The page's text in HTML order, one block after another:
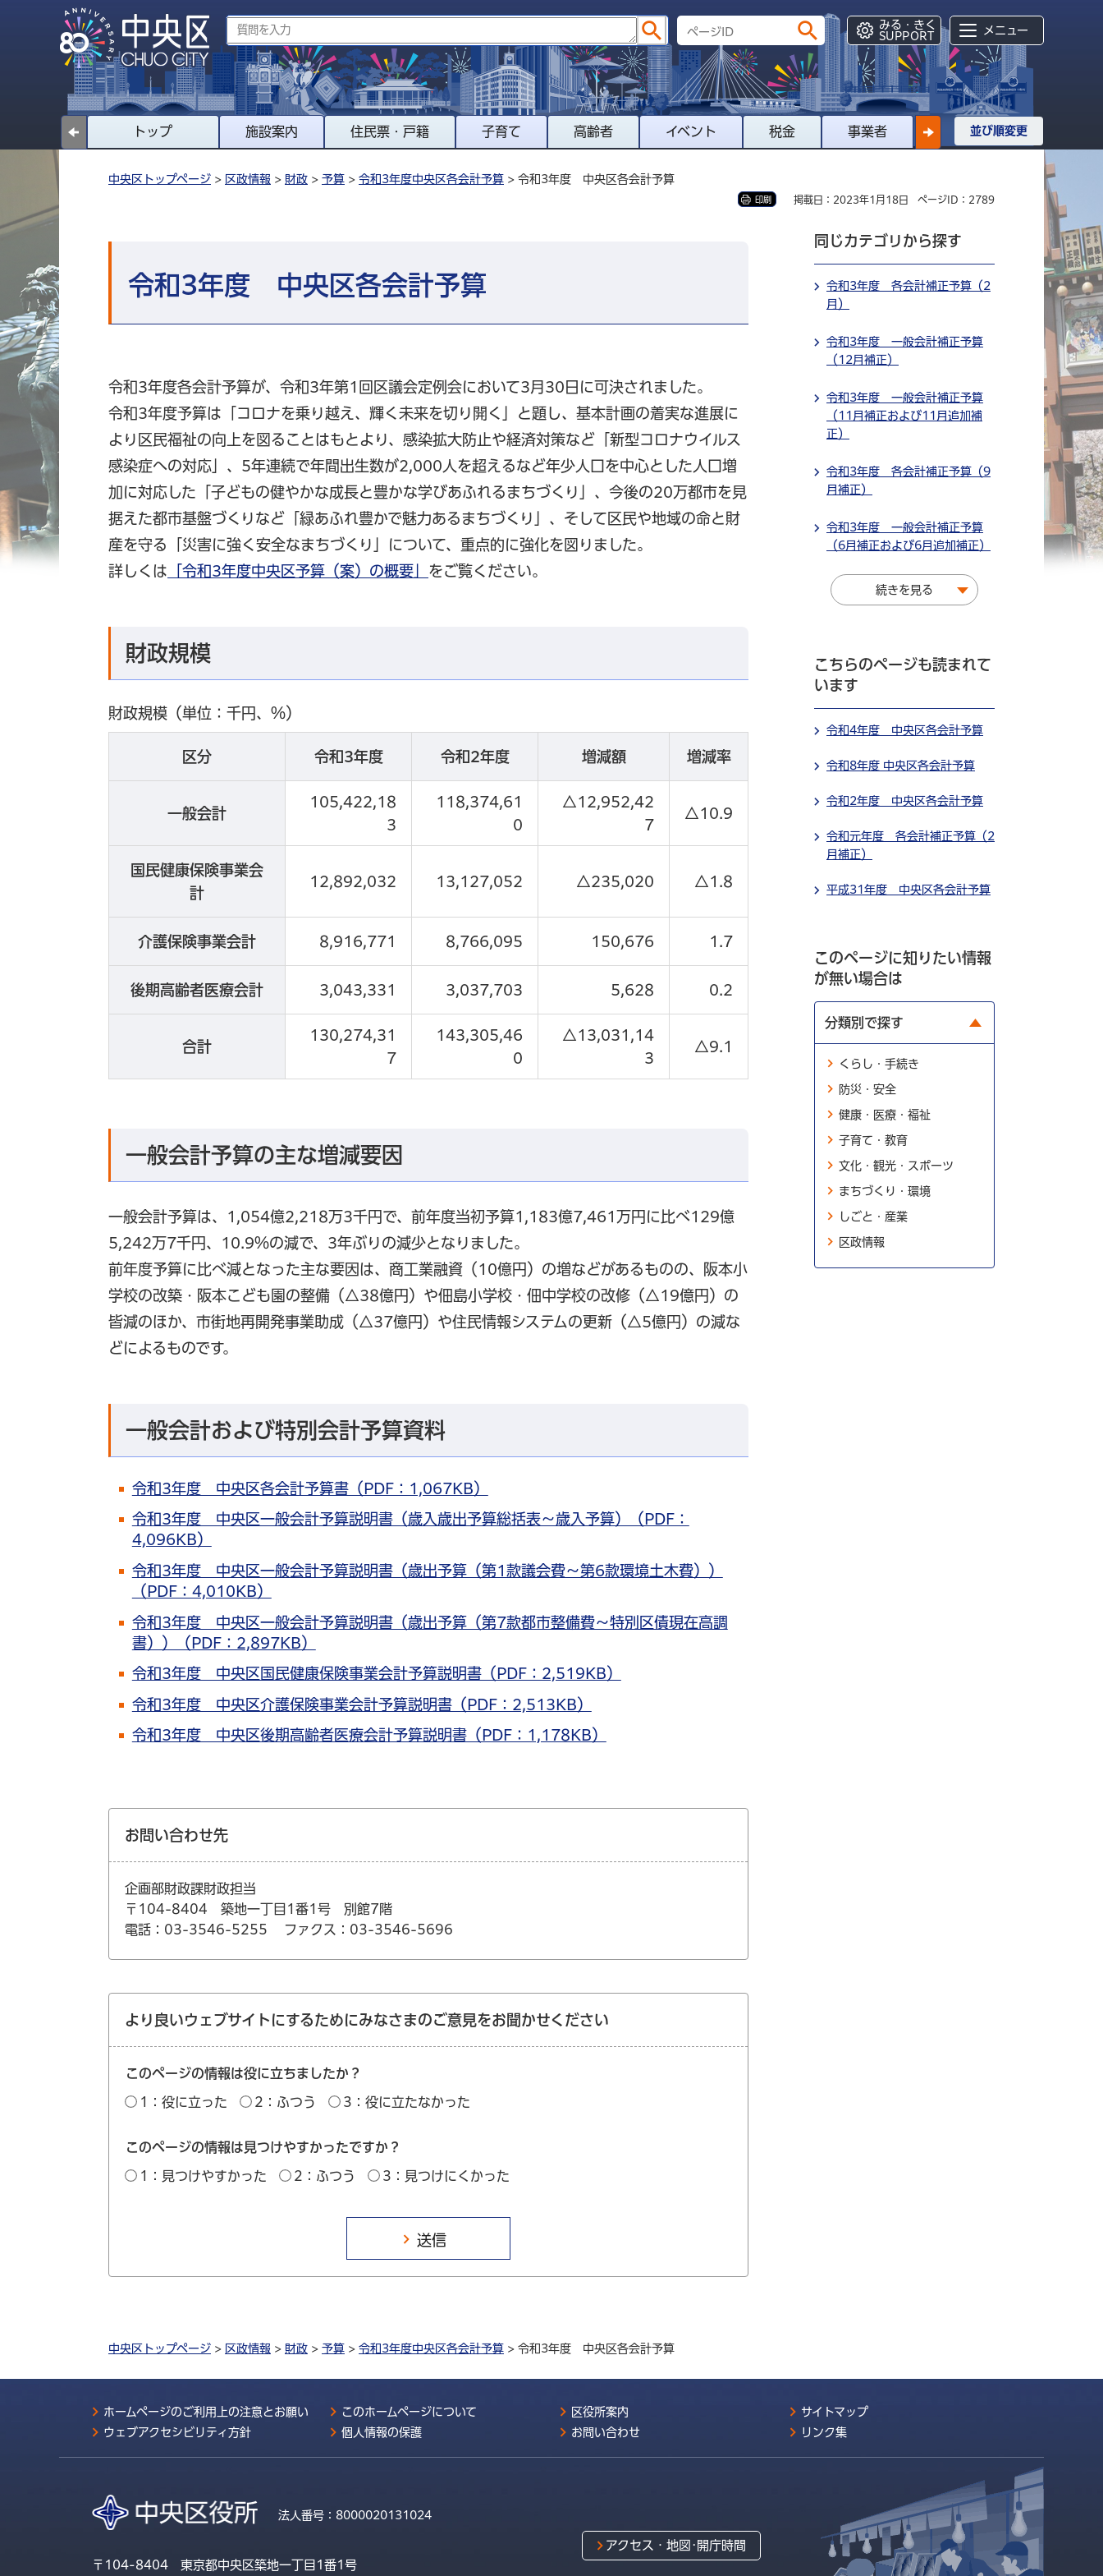
みる・きく
SUPPORT
メニュー
トップ 施設案内 住民票・戸籍 子育て 高齢者 イベント 税金 事業者 並び順変更
中央区トップページ > 区政情報 > 財政 > 予算 > 令和3年度中央区各会計予算 > 令和3年度 中央区各会計予算
印刷 掲載日：2023年1月18日 ページID：2789
令和3年度 中央区各会計予算
令和3年度各会計予算が、令和3年第1回区議会定例会において3月30日に可決されました。
令和3年度予算は「コロナを乗り越え、輝く未来を切り開く」と題し、基本計画の着実な進展に
より区民福祉の向上を図ることはもとより、感染拡大防止や経済対策など「新型コロナウイルス
感染症への対応」、5年連続で年間出生数が2,000人を超えるなど年少人口を中心とした人口増
加に対応した「子どもの健やかな成長と豊かな学びあふれるまちづくり」、今後の20万都市を見
据えた都市基盤づくりなど「緑あふれ豊かで魅力あるまちづくり」、そして区民や地域の命と財
産を守る「災害に強く安全なまちづくり」について、重点的に強化を図りました。
詳しくは 「令和3年度中央区予算（案）の概要」 をご覧ください。
財政規模
財政規模（単位：千円、％）
区分 令和3年度 令和2年度 増減額 増減率
一般会計
105,422,18
3
118,374,61
0
△12,952,42
7
△10.9
国民健康保険事業会
計
12,892,032 13,127,052 △235,020 △1.8
介護保険事業会計 8,916,771 8,766,095 150,676 1.7
後期高齢者医療会計 3,043,331 3,037,703 5,628 0.2
合計
130,274,31
7
143,305,46
0
△13,031,14
3
△9.1
一般会計予算の主な増減要因
一般会計予算は、1,054億2,218万3千円で、前年度当初予算1,183億7,461万円に比べ129億
5,242万7千円、10.9％の減で、3年ぶりの減少となりました。
前年度予算に比べ減となった主な要因は、商工業融資（10億円）の増などがあるものの、阪本小
学校の改築・阪本こども園の整備（△38億円）や佃島小学校・佃中学校の改修（△19億円）の
皆減のほか、市街地再開発事業助成（△37億円）や住民情報システムの更新（△5億円）の減な
どによるものです。
一般会計および特別会計予算資料
令和3年度 中央区各会計予算書（PDF：1,067KB）
令和3年度 中央区一般会計予算説明書（歳入歳出予算総括表～歳入予算）（PDF：
4,096KB）
令和3年度 中央区一般会計予算説明書（歳出予算（第1款議会費～第6款環境土木費））
（PDF：4,010KB）
令和3年度 中央区一般会計予算説明書（歳出予算（第7款都市整備費～特別区債現在高調
書））（PDF：2,897KB）
令和3年度 中央区国民健康保険事業会計予算説明書（PDF：2,519KB）
令和3年度 中央区介護保険事業会計予算説明書（PDF：2,513KB）
令和3年度 中央区後期高齢者医療会計予算説明書（PDF：1,178KB）
お問い合わせ先
企画部財政課財政担当
〒104-8404 築地一丁目1番1号 別館7階
電話：03-3546-5255
ファクス：03-3546-5696
より良いウェブサイトにするためにみなさまのご意見をお聞かせください
このページの情報は役に立ちましたか？
1：役に立った 2：ふつう 3：役に立たなかった
このページの情報は見つけやすかったですか？
1：見つけやすかった 2：ふつう 3：見つけにくかった
同じカテゴリから探す
令和3年度 各会計補正予算（2
月）
令和3年度 一般会計補正予算
（12月補正）
令和3年度 一般会計補正予算
（11月補正および11月追加補
正）
令和3年度 各会計補正予算（9
月補正）
令和3年度 一般会計補正予算
（6月補正および6月追加補正）
続きを見る
こちらのページも読まれて
います
令和4年度 中央区各会計予算
令和8年度 中央区各会計予算
令和2年度 中央区各会計予算
令和元年度 各会計補正予算（2
月補正）
平成31年度 中央区各会計予算
このページに知りたい情報
が無い場合は
分類別で探す
くらし・手続き
防災・安全
健康・医療・福祉
子育て・教育
文化・観光・スポーツ
まちづくり・環境
しごと・産業
区政情報
中央区トップページ > 区政情報 > 財政 > 予算 > 令和3年度中央区各会計予算 > 令和3年度 中央区各会計予算
ホームページのご利用上の注意とお願い このホームページについて 区役所案内
サイトマップ
ウェブアクセシビリティ方針
個人情報の保護 お問い合わせ リンク集
法人番号： 8000020131024
〒104-8404 東京都中央区築地一丁目1番1号
アクセス・地図･開庁時間